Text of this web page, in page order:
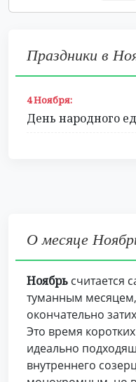
Праздники в
4 Ноября:
День народного
О месяце
Ноябрь считается
туманным
окончательно
Это время
идеально
внутреннего